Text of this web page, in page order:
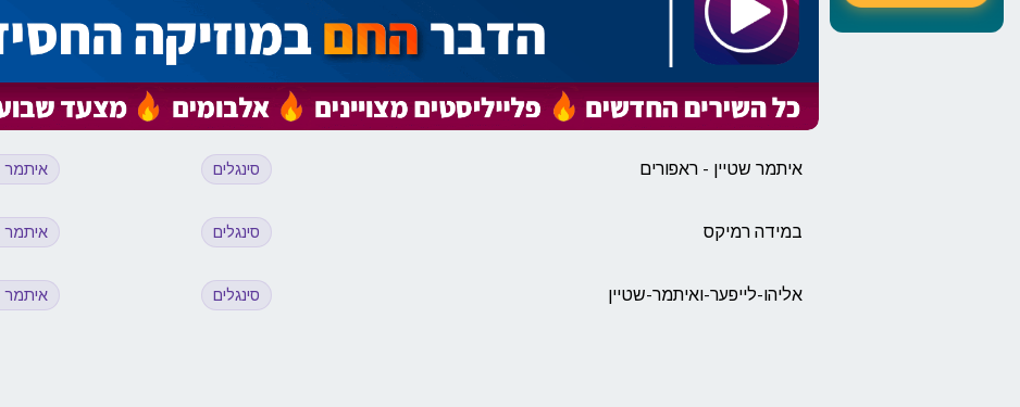
איתמר שטיין - ראפורים סינגלים איתמר
במידה רמיקס סינגלים איתמר
אליהו-לייפער-ואיתמר-שטיין סינגלים איתמר